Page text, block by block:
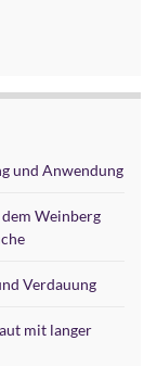
und Anwendung
Weinberg
Verdauung
mit langer